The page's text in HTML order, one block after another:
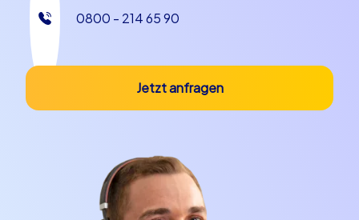
genießen das Erlebnis und die positiven Effekte für Ihr
Team.
0800 - 214 65 90
Jetzt anfragen